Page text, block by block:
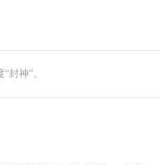
封神”。